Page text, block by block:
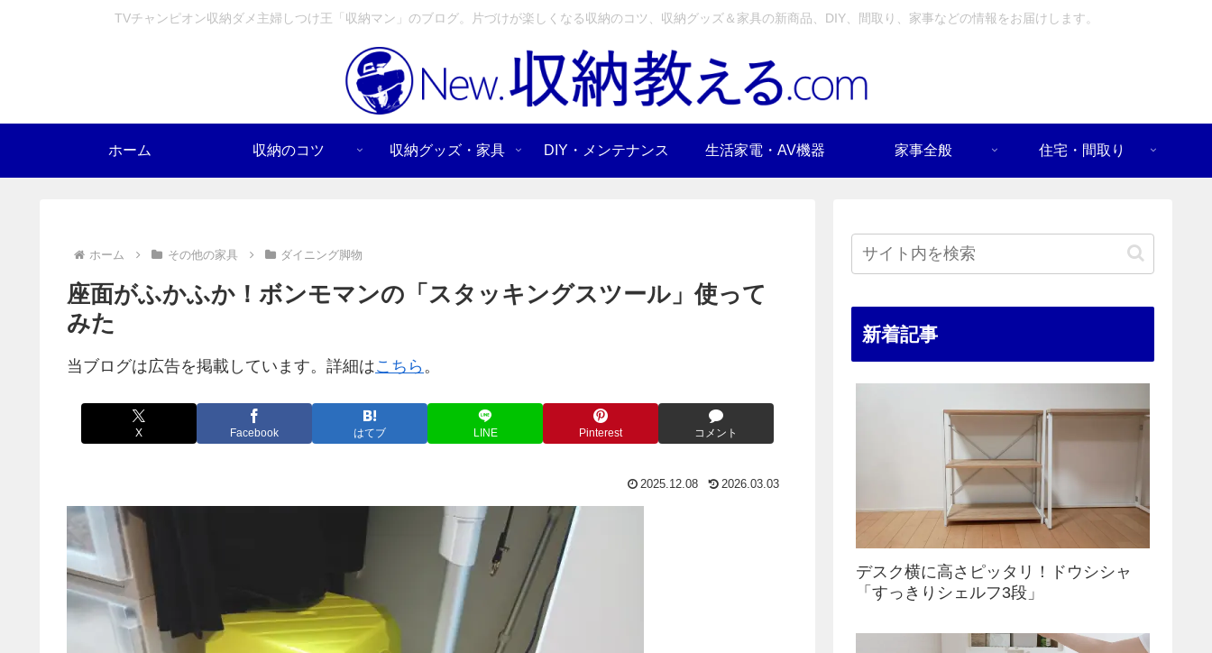
TVチャンピオン収納ダメ主婦しつけ王「収納マン」のブログ。片づけが楽しくなる収納のコツ、収納グッズ＆家具の新商品、DIY、間取り、家事などの情報をお届けします。
ホーム 収納のコツ 収納グッズ・家具 DIY・メンテナンス 生活家電・AV機器 家事全般 住宅・間取り
ホーム その他の家具 ダイニング脚物
座面がふかふか！ボンモマンの「スタッキングスツール」使って
みた
当ブログは広告を掲載しています。詳細はこちら 。
X Facebook はてブ LINE Pinterest コメント
2025.12.08 2026.03.03
新着記事
デスク横に高さピッタリ！ドウシシャ
「すっきりシェルフ3段」